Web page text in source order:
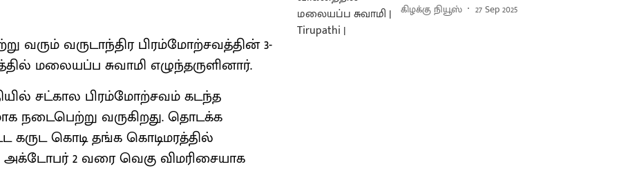
வரும் வருடாந்திர பிரம்மோற்சவத்தின் 3-
மலையப்ப சுவாமி எழுந்தருளினார்.
சட்கால பிரம்மோற்சவம் கடந்த
நடைபெற்று வருகிறது. தொடக்க
கருட கொடி தங்க கொடிமரத்தில்
அக்டோபர் 2 வரை வெகு விமரிசையாக
கிழக்கு நியூஸ் 27 Sep 2025